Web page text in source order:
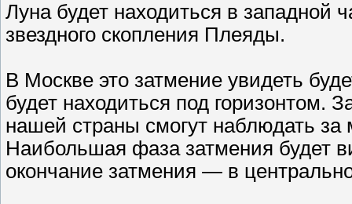
Луна будет находиться в западной
звездного скопления Плеяды.
В Москве это затмение увидеть
будет находиться под горизонтом.
нашей страны смогут наблюдать
Наибольшая фаза затмения будет
окончание затмения — в